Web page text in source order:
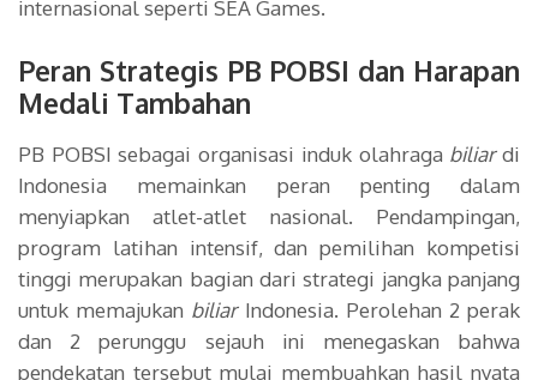
internasional seperti SEA Games.
Peran Strategis PB POBSI dan Harapan
Medali Tambahan
PB POBSI sebagai organisasi induk olahraga biliardi
Indonesia memainkan peran penting dalam
menyiapkan atlet-atlet nasional. Pendampingan,
program latihan intensif, dan pemilihan kompetisi
tinggi merupakan bagian dari strategi jangka panjang
untuk memajukan biliarIndonesia. Perolehan 2 perak
dan 2 perunggu sejauh ini menegaskan bahwa
pendekatan tersebut mulai membuahkan hasil nyata